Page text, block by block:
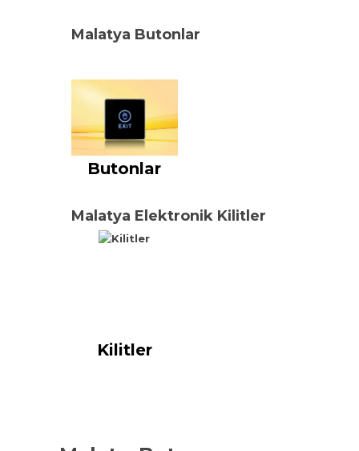
Malatya Butonlar
Butonlar
Malatya Elektronik Kilitler
Kilitler